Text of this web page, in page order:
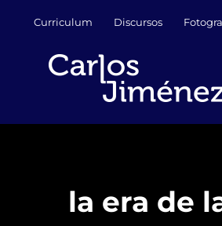
contenido
Curriculum Discursos
la era de